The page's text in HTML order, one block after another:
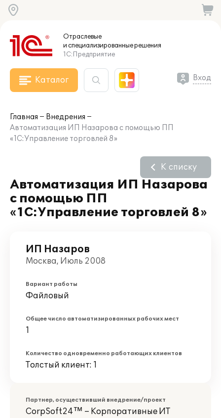
Отраслевые
и специализированныерешения
1С:Предприятие
Каталог Вход
Главная
Внедрения
Автоматизация ИП Назарова с помощью ПП
«1С:Управление торговлей 8»
Автоматизация ИП Назарова
с помощью ПП
«1С:Управление торговлей 8»
К списку
ИП Назаров
Москва, Июль 2008
Вариант работы
Файловый
Общее число автоматизированных рабочих мест
1
Количество одновременно работающих клиентов
Толстый клиент: 1
Партнер, осуществивший внедрение/проект
CorpSoft24™ – Корпоративные ИТ